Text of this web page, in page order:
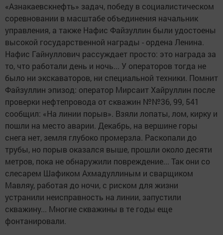
«Азнакаевскнефть» задач, победу в социалистическом
соревновании в масштабе объединения начальник
управления, а также Нафис Файзуллин были удостоены
высокой государственной награды - ордена Ленина.
Нафис Гайнуллович рассуждает просто: это награда за
то, что работали день и ночь... У операторов тогда не
было ни экскаваторов, ни специальной техники. Помнит
Файзуллин эпизод: оператор Мирсаит Хайруллин после
проверки нефтепровода от скважин №№36, 99, 541
сообщил: «На линии порыв». Взяли лопаты, лом, кирку и
пошли на место аварии. Декабрь, на вершине горы
снега нет, земля глубоко промерзла. Раскопали до
трубы, но порыв оказался выше, прошли около десяти
метров, пока не обнаружили повреждение... Так они со
слесарем Шафиком Ахмадуллиным и сварщиком
Мавляу, работая до ночи, с риском для жизни
устранили неисправность на линии, запустили
скважину... Многие скважины в те годы еще
фонтанировали.